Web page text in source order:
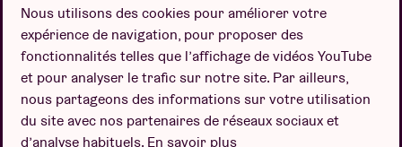
Politique de confidentialité
Politique de cookies
Conditions de vente
Design par
Nous utilisons des cookies pour améliorer votre
expérience de navigation, pour proposer des
fonctionnalités telles que l’affichage de vidéos YouTube
et pour analyser le trafic sur notre site. Par ailleurs,
nous partageons des informations sur votre utilisation
du site avec nos partenaires de réseaux sociaux et
d’analyse habituels. En savoir plus